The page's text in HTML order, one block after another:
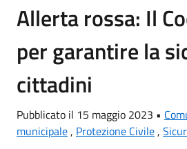
Allerta rossa: Il
per garantire la
cittadini
Pubblicato il 15 maggio 2023 •
municipale , Protezione Civile ,